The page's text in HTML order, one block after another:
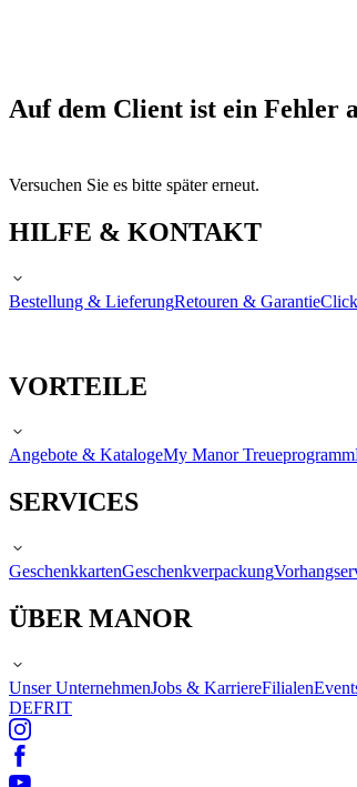
Auf dem Client ist ein Fehler
Versuchen Sie es bitte später erneut.
HILFE & KONTAKT
Bestellung & LieferungRetouren & Garantie
VORTEILE
Angebote & KatalogeMy Manor Treueprogramm
SERVICES
GeschenkkartenGeschenkverpackung
ÜBER MANOR
Unser UnternehmenJobs & KarriereFilialen
DEFRIT